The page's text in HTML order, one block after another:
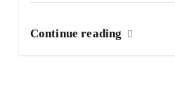
Continue reading